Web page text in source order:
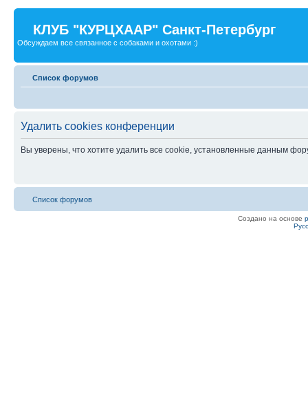
КЛУБ "КУРЦХААР" Санкт-Петербург
Обсуждаем все связанное с собаками и охотами :)
Список форумов
Удалить cookies конференции
Вы уверены, что хотите удалить все cookie, установленные данным
Список форумов
Создано на основе